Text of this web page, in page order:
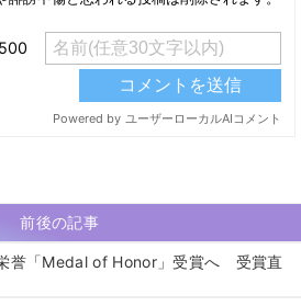
前後の記事
誉「Medal of Honor」受賞へ 受賞直